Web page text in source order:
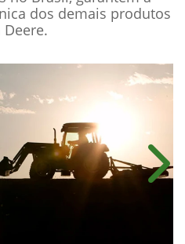
dos demais produtos
Deere.